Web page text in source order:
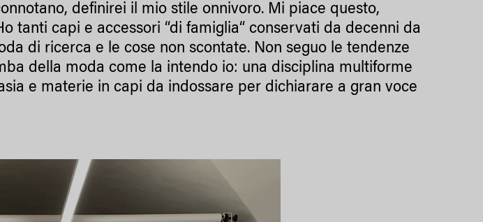
definirei il mio stile onnivoro. Mi piace questo,
tanti capi e accessori “di famiglia“ conservati da decenni da
di ricerca e le cose non scontate. Non seguo le tendenze
della moda come la intendo io: una disciplina multiforme
e materie in capi da indossare per dichiarare a gran voce